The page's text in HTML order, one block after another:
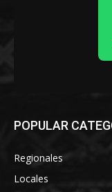
POPULAR
Regionales
Locales